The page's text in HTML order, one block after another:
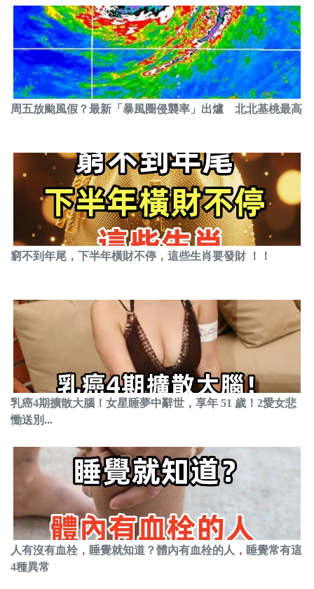
周五放颱風假？最新「暴風圈侵襲率」出爐 北北基桃最高
窮不到年尾，下半年橫財不停，這些生肖要發財 ！！
乳癌4期擴散大腦！女星睡夢中辭世，享年 51 歲！2愛女悲
慟送別...
人有沒有血栓，睡覺就知道？體內有血栓的人，睡覺常有這
4種異常